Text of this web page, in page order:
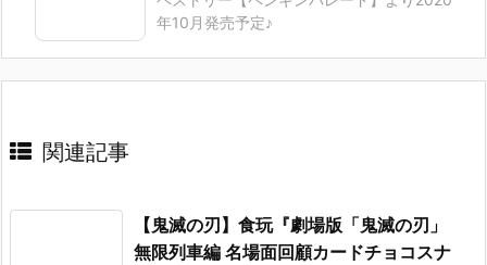
年10月発売予定♪
関連記事
【鬼滅の刃】食玩『劇場版「鬼滅の刃」
無限列車編 名場面回顧カードチョコスナ